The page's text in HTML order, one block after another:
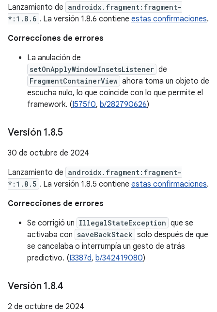
Lanzamiento de androidx.fragment:fragment-
*:1.8.6 . La versión 1.8.6 contiene estas confirmaciones.
Correcciones de errores
La anulación de
setOnApplyWindowInsetsListener de
FragmentContainerView ahora toma un objeto de
escucha nulo, lo que coincide con lo que permite el
framework. (I575f0, b/282790626)
Versión 1.8.5
30 de octubre de 2024
Lanzamiento de androidx.fragment:fragment-
*:1.8.5 . La versión 1.8.5 contiene estas confirmaciones.
Correcciones de errores
Se corrigió un IllegalStateException que se
activaba con saveBackStack solo después de que
se cancelaba o interrumpía un gesto de atrás
predictivo. (I3387d, b/342419080)
Versión 1.8.4
2 de octubre de 2024